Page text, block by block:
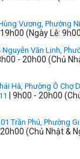
Vương, Phường
19h00 (Ngày Lễ:
Nguyễn Văn Linh,
- 20h00 (Chủ
Hà, Phường Ô Chợ
| 9h00 - 20h00
Trần Phú, Phường
20h00 (Chủ Nhật &